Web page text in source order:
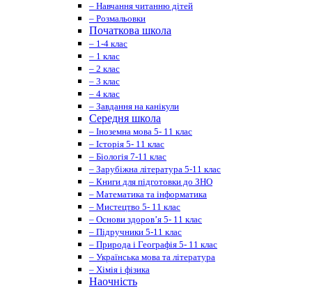
– Навчання читанню дітей
– Розмальовки
Початкова школа
– 1-4 клас
– 1 клас
– 2 клас
– 3 клас
– 4 клас
– Завдання на канікули
Середня школа
– Іноземна мова 5- 11 клас
– Історія 5- 11 клас
– Біологія 7-11 клас
– Зарубіжна література 5-11 клас
– Книги для підготовки до ЗНО
– Математика та інформатика
– Мистецтво 5- 11 клас
– Основи здоров’я 5- 11 клас
– Підручники 5-11 клас
– Природа і Географія 5- 11 клас
– Українська мова та література
– Хімія і фізика
Наочність